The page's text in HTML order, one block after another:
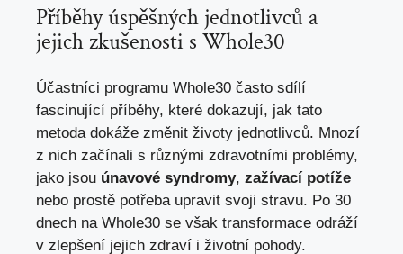
Příběhy úspěšných jednotlivců a
jejich zkušenosti s Whole30
Účastníci programu Whole30 často sdílí
fascinující příběhy, které dokazují, jak tato
metoda dokáže změnit životy jednotlivců. Mnozí
z nich začínali s různými zdravotními problémy,
jako jsou únavové syndromy, zažívací potíže
nebo prostě potřeba upravit svoji stravu. Po 30
dnech na Whole30 se však transformace odráží
v zlepšení jejich zdraví i životní pohody.